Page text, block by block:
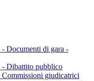
Documenti di gara -
- Dibattito pubblico
giudicatrici